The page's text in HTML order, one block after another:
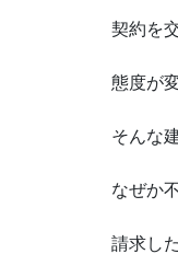
契約を
態度が
そんな
なぜか
請求し